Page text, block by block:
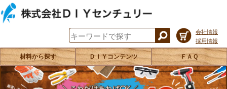
会社情報
採用情報
材料から探す ＤＩＹコンテンツ ＦＡＱ